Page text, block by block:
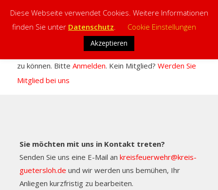
content
Sie müssen sich anmelden, um diesen Inhalt einsehen
zu können. Bitte Anmelden. Kein Mitglied? Werden Sie
Mitglied bei uns
Sie möchten mit uns in Kontakt treten?
Senden Sie uns eine E-Mail ankreisfeuerwehr@kreis-
guetersloh.de und wir werden uns bemühen, Ihr
Anliegen kurzfristig zu bearbeiten.
Diese Webseite verwendet Cookies. Weitere Informationen
finden Sie unter Datenschutz Cookie Einstellungen
Akzeptieren